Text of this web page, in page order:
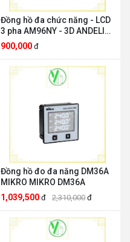
Đồng hồ đa chức năng - LCD
3 pha AM96NY - 3D ANDELI
AM96NY - 3D
900,000 đ
Đồng hồ đo đa năng DM36A
MIKRO MIKRO DM36A
1,039,500 đ 2,310,000 đ